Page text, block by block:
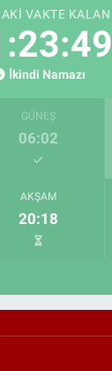
VAKTE KALAN
İkindi Namazı
GÜNEŞ
06:02
AKŞAM
20:18